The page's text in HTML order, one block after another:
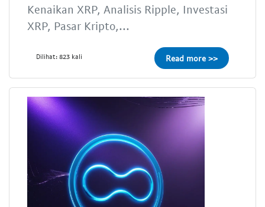
Kenaikan XRP, Analisis Ripple, Investasi
XRP, Pasar Kripto,...
Dilihat: 823 kali Read more >>